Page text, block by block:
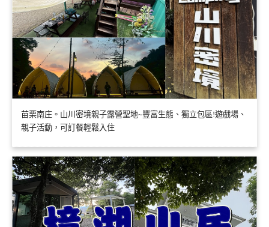
苗栗南庄。山川密境親子露營聖地~豐富生態、獨立包區!遊戲場、
親子活動，可訂餐輕鬆入住